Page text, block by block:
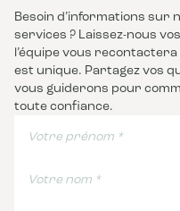
Besoin d’informations sur
services ? Laissez-nous
l’équipe vous
est unique. Partagez vos
vous guiderons pour
toute confiance.